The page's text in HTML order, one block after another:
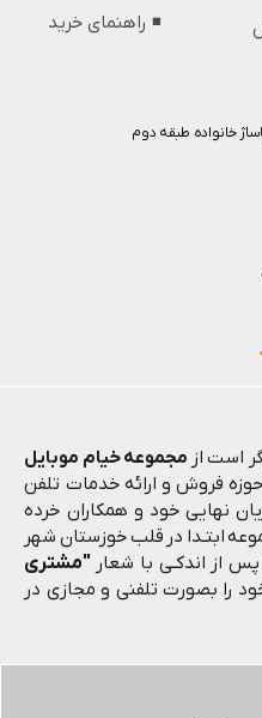
است از مجموعه خیام موبایل
فروش و ارائه خدمات تلفن
نهایی خود و همکاران خرده
ابتـدا در قلب خوزستان شهر
پس از اندکـی با شعار "مشتری
را بصورت تلفنی و مجازی در
خانواده طبقه دوم
◾️ راهنمای خرید